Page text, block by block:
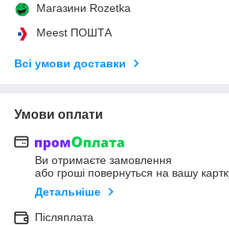
Магазини Rozetka
Meest ПОШТА
Всі умови доставки
Умови оплати
Ви отримаєте замовлення
або гроші повернуться на вашу
Детальніше
Післяплата